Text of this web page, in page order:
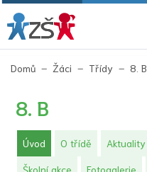
Domů Žáci Třídy 8. B
8. B
Úvod (aktuální)
O třídě Aktuality
Školní akce Fotogalerie